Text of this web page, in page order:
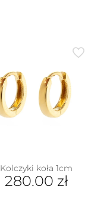
Kolczyki koła 1cm
280.00 zł